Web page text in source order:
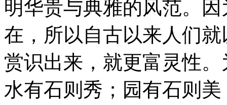
明华贵与典雅的风范。
在，所以自古以来人们
赏识出来，就更富灵性
水有石则秀；园有石则